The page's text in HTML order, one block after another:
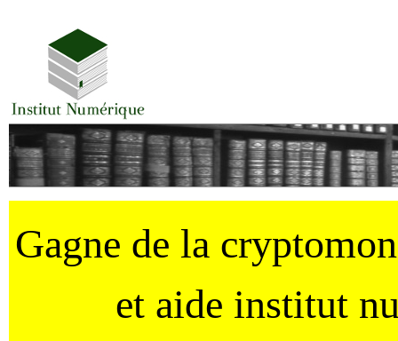
Gagne de la
et aide institut